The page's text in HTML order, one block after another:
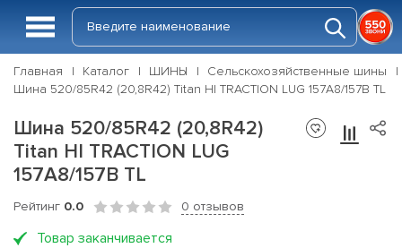
Главная Каталог ШИНЫ
Сельскохозяйственные шины
Шина 520/85R42 (20,8R42) Titan HI TRACTION LUG 157A8/157B TL
Шина 520/85R42 (20,8R42)
Titan HI TRACTION LUG
157A8/157B TL
Рейтинг 0.0 0 отзывов
Товар заканчивается